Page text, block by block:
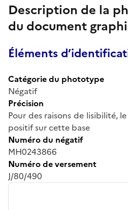
Description de la
du document
Éléments
Catégorie du phototype
Négatif
Précision
Pour des raisons de lisibilité,
positif sur cette base
Numéro du négatif
MH0243866
Numéro de versement
J/80/490